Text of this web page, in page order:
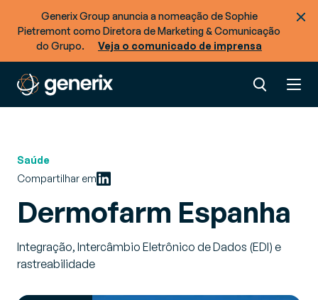
Generix Group anuncia a nomeação de Sophie
Pietremont como Diretora de Marketing & Comunicação
do Grupo.
Veja o comunicado de imprensa
Saúde
Compartilhar em
Dermofarm Espanha
Integração, Intercâmbio Eletrônico de Dados (EDI) e
rastreabilidade